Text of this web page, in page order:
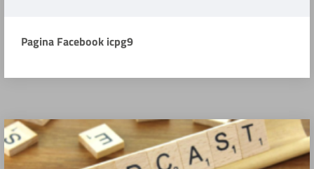
Pagina Facebook icpg9